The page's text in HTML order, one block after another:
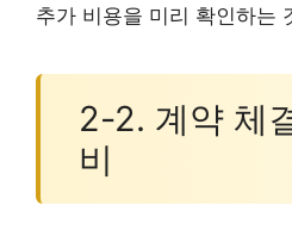
추가 비용을 미리 확인하는
2-2. 계약 체
비